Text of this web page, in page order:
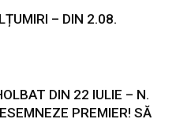
– DIN 2.08.
DIN 22 IULIE – N.
PREMIER! SĂ